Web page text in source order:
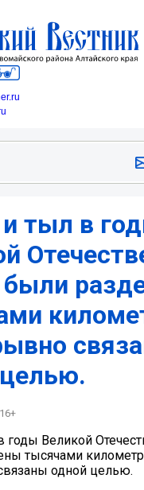
тыл в
годы Великой
тысячами
одной целью.